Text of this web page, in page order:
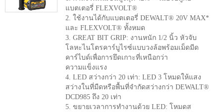
แบตเตอรี่ FLEXVOLT®
2. ใช้งานได้กับแบตเตอรี่ DEWALT® 20V MAX*
และ FLEXVOLT® ทั้งหมด
3. GREAT BIT GRIP: งานหนัก 1/2 นิ้ว หัวจับ
โลหะไนโตรคาร์บูไรซ์แบบวงล้อพร้อมเม็ดมีด
คาร์ไบด์เพื่อการยึดเกาะที่เหนือกว่า
ความแข็งแรง
4. LED สว่างกว่า 20 เท่า: LED 3 โหมดให้แสง
สว่างในที่มืดหรือพื้นที่จำกัดสว่างกว่า DEWALT®
DCD985 ถึง 20 เท่า
5. ขยายเวลาการทำงานด้วย LED: โหมดส